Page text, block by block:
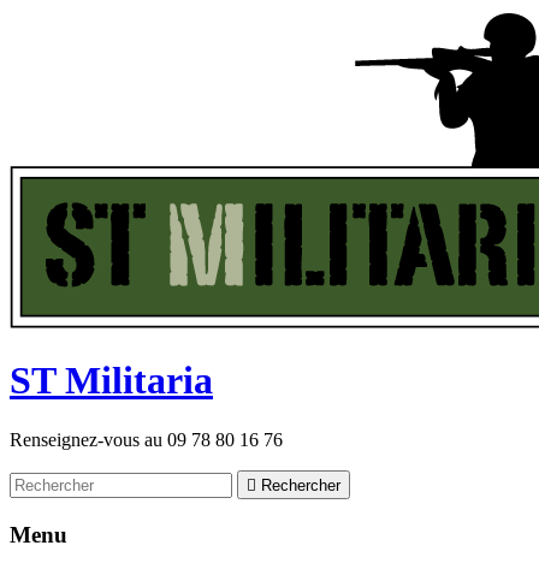
STMilitaria
Renseignez-vous au 09 78 80 16 76
 Rechercher
Menu